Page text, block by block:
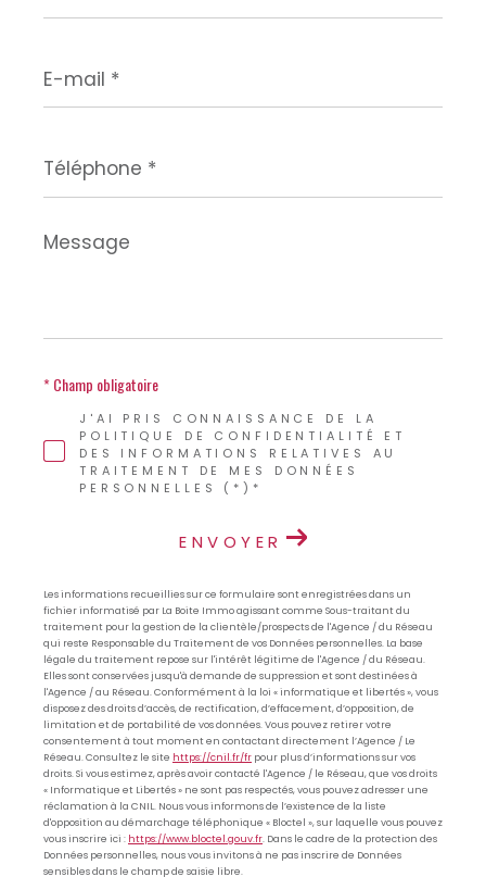
mail
*
*
Message
*
J'AI PRIS CONNAISSANCE DE LA
POLITIQUE DE CONFIDENTIALITÉ ET
DES INFORMATIONS RELATIVES AU
TRAITEMENT DE MES DONNÉES
PERSONNELLES (*)*
* Champ obligatoire
ENVOYER
Les informations recueillies sur ce formulaire sont enregistrées dans un
fichier informatisé par La Boite Immo agissant comme Sous-traitant du
traitement pour la gestion de la clientèle/prospects de l'Agence / du Réseau
qui reste Responsable du Traitement de vos Données personnelles. La base
légale du traitement repose sur l'intérêt légitime de l'Agence / du Réseau.
Elles sont conservées jusqu'à demande de suppression et sont destinées à
l'Agence / au Réseau. Conformément à la loi « informatique et libertés », vous
disposez des droits d’accès, de rectification, d’effacement, d’opposition, de
limitation et de portabilité de vos données. Vous pouvez retirer votre
consentement à tout moment en contactant directement l’Agence / Le
Réseau. Consultez le site https://cnil.fr/fr pour plus d’informations sur vos
droits. Si vous estimez, après avoir contacté l'Agence / le Réseau, que vos droits
« Informatique et Libertés » ne sont pas respectés, vous pouvez adresser une
réclamation à la CNIL. Nous vous informons de l’existence de la liste
d'opposition au démarchage téléphonique « Bloctel », sur laquelle vous pouvez
vous inscrire ici : https://www.bloctel.gouv.fr. Dans le cadre de la protection des
Données personnelles, nous vous invitons à ne pas inscrire de Données
sensibles dans le champ de saisie libre.